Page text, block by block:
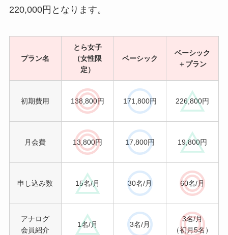
220,000円となります。
プラン名
とら女子
（女性限
定）
ベーシック
ベーシック
＋プラン
初期費用 138,800円 171,800円 226,800円
月会費 13,800円 17,800円 19,800円
申し込み数 15名/月 30名/月 60名/月
アナログ
会員紹介
1名/月 3名/月
3名/月
（初月5名）